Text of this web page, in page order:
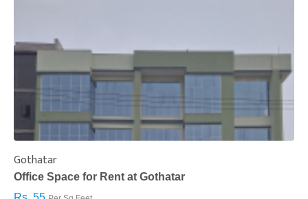
Gothatar
Office Space for Rent at Gothatar